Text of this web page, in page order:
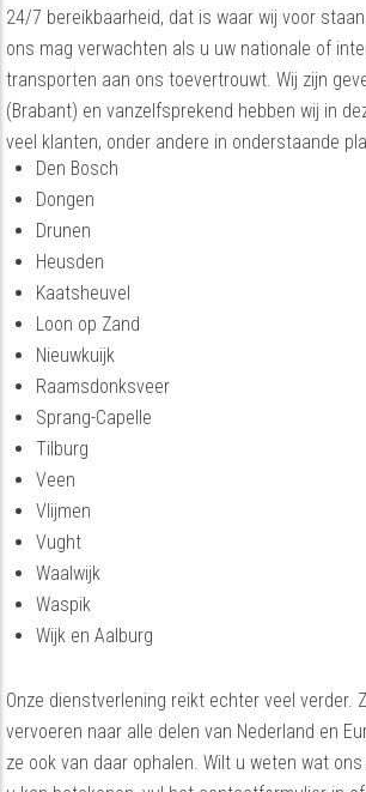
24/7 bereikbaarheid, dat is waar wij voor
ons mag verwachten als u uw nationale of
transporten aan ons toevertrouwt. Wij zijn
(Brabant) en vanzelfsprekend hebben wij in
veel klanten, onder andere in onderstaande
Den Bosch
Dongen
Drunen
Heusden
Kaatsheuvel
Loon op Zand
Nieuwkuijk
Raamsdonksveer
Sprang-Capelle
Tilburg
Veen
Vlijmen
Vught
Waalwijk
Waspik
Wijk en Aalburg
Onze dienstverlening reikt echter veel verder.
vervoeren naar alle delen van Nederland en
ze ook van daar ophalen. Wilt u weten wat